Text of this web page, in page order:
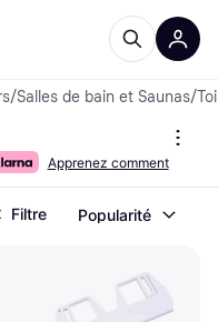
/Salles de bain et Saunas/
Apprenez comment
Filtre Popularité